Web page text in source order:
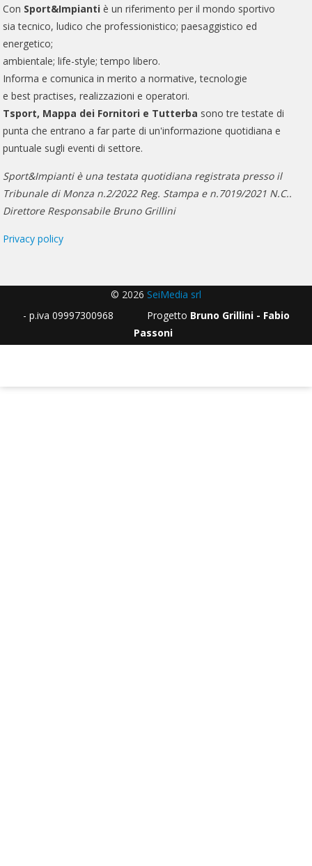
Con Sport&Impianti è un riferimento per il mondo sportivo
sia tecnico, ludico che professionistico; paesaggistico ed
energetico;
ambientale; life-style; tempo libero.
Informa e comunica in merito a normative, tecnologie
e best practises, realizzazioni e operatori.
Tsport, Mappa dei Fornitori e Tutterba sono tre testate di
punta che entrano a far parte di un'informazione quotidiana e
puntuale sugli eventi di settore.
Sport&Impianti è una testata quotidiana registrata presso il
Tribunale di Monza n.2/2022 Reg. Stampa e n.7019/2021 N.C..
Direttore Responsabile Bruno Grillini
Privacy policy
© 2026 SeiMedia srl
- p.iva 09997300968 Progetto Bruno Grillini - Fabio
Passoni